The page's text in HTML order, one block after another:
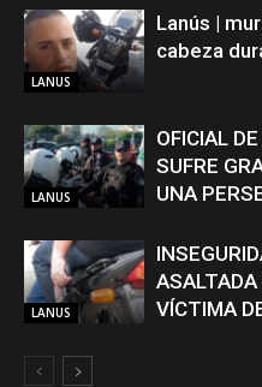
LANUS
Lanús |
cabeza
LANUS
OFICIAL
SUFRE
UNA
LANUS
VÍCTIMA